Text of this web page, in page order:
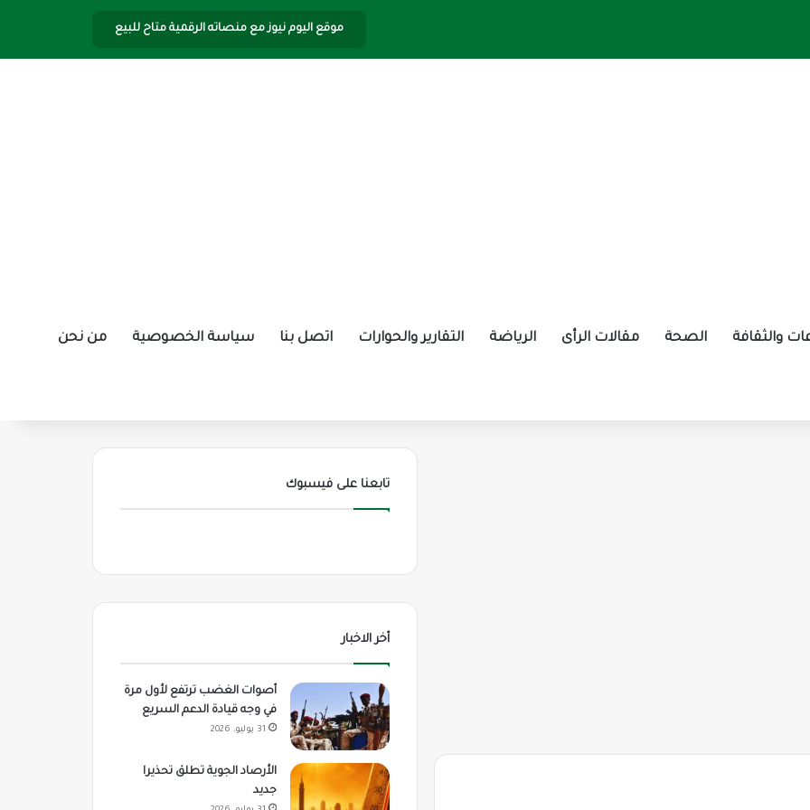
موقع اليوم نيوز مع منصاته الرقمية متاح للبيع
والثقافة الصحة مقالات الرأى الرياضة التقارير والحوارات اتصل بنا سياسة الخصوصية من نحن
تابعنا على فيسبوك
أخر الاخبار
أصوات الغضب ترتفع لأول مرة
في وجه قيادة الدعم السريع
31 يوليو، 2026
الأرصاد الجوية تطلق تحذيرا
جديد